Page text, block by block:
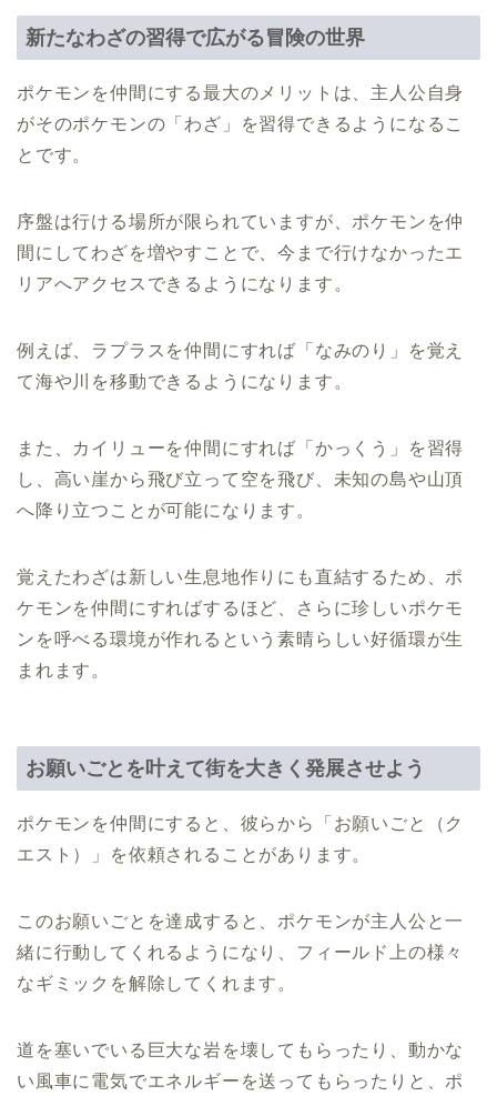
新たなわざの習得で広がる冒険の世界
ポケモンを仲間にする最大のメリットは、主人公自身
がそのポケモンの「わざ」を習得できるようになるこ
とです。
序盤は行ける場所が限られていますが、ポケモンを仲
間にしてわざを増やすことで、今まで行けなかったエ
リアへアクセスできるようになります。
例えば、ラプラスを仲間にすれば「なみのり」を覚え
て海や川を移動できるようになります。
また、カイリューを仲間にすれば「かっくう」を習得
し、高い崖から飛び立って空を飛び、未知の島や山頂
へ降り立つことが可能になります。
覚えたわざは新しい生息地作りにも直結するため、ポ
ケモンを仲間にすればするほど、さらに珍しいポケモ
ンを呼べる環境が作れるという素晴らしい好循環が生
まれます。
お願いごとを叶えて街を大きく発展させよう
ポケモンを仲間にすると、彼らから「お願いごと（ク
エスト）」を依頼されることがあります。
このお願いごとを達成すると、ポケモンが主人公と一
緒に行動してくれるようになり、フィールド上の様々
なギミックを解除してくれます。
道を塞いでいる巨大な岩を壊してもらったり、動かな
い風車に電気でエネルギーを送ってもらったりと、ポ